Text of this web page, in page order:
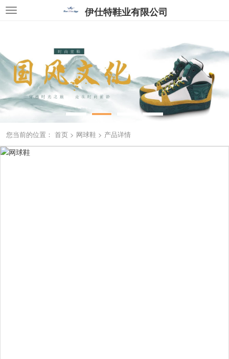
伊仕特鞋业有限公司
您当前的位置： 首页 > 网球鞋 > 产品详情